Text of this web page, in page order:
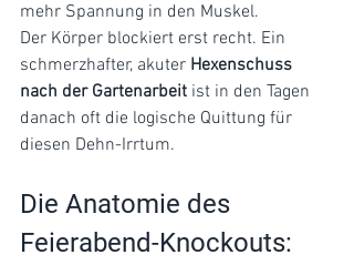
mehr Spannung in den Muskel.
Der Körper blockiert erst recht. Ein
schmerzhafter, akuter Hexenschuss
nach der Gartenarbeit ist in den Tagen
danach oft die logische Quittung für
diesen Dehn-Irrtum.
Die Anatomie des
Feierabend-Knockouts: